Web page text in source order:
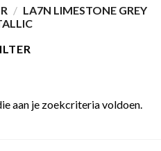
/ LA7N LIMESTONE GREY
aan je zoekcriteria voldoen.